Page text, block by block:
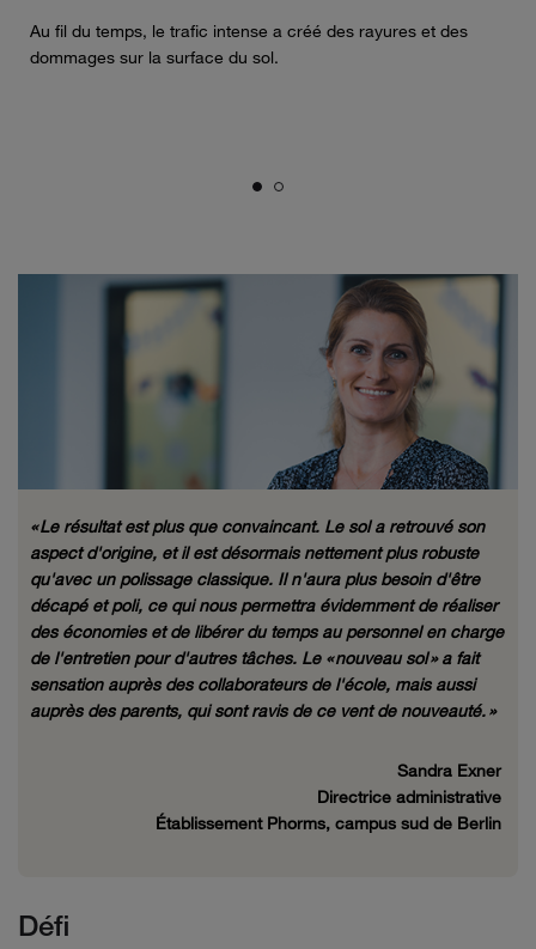
Au fil du temps, le trafic intense a créé des rayures et des
dommages sur la surface du sol.
« Le résultat est plus que convaincant. Le sol a retrouvé son
aspect d'origine, et il est désormais nettement plus robuste
qu'avec un polissage classique. Il n'aura plus besoin d'être
décapé et poli, ce qui nous permettra évidemment de réaliser
des économies et de libérer du temps au personnel en charge
de l'entretien pour d'autres tâches. Le « nouveau sol » a fait
sensation auprès des collaborateurs de l'école, mais aussi
auprès des parents, qui sont ravis de ce vent de nouveauté. »
Sandra Exner
Directrice administrative
Établissement Phorms, campus sud de Berlin
Défi